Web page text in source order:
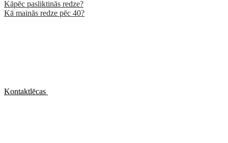
Kāpēc pasliktinās redze?
Kā mainās redze pēc 40?
Kontaktlēcas